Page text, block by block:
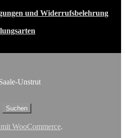
und Widerrufsbelehrung
Unstrut
WooCommerce.